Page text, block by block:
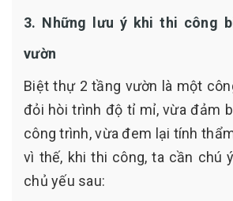
3. Những lưu ý khi thi công
vườn
Biệt thự 2 tầng vườn là một
đỏi hòi trình độ tỉ mỉ, vừa đảm
công trình, vừa đem lại tính
vì thế, khi thi công, ta cần chú
chủ yếu sau: